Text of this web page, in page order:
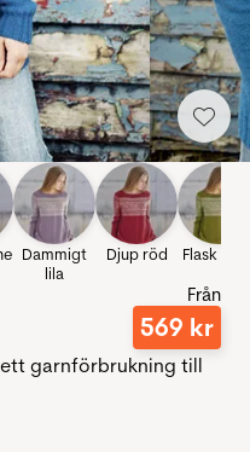
Dammigt
lila
Djup röd Flask
Från
569 kr
garnförbrukning till